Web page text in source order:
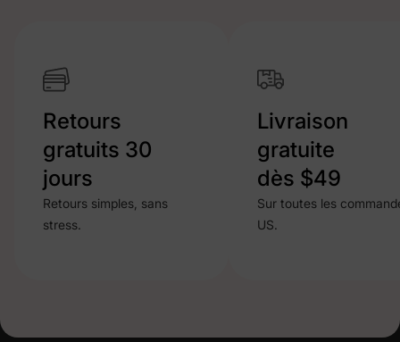
Retours
gratuits 30
jours
Retours simples, sans
stress.
Livraison
gratuite
dès $49
Sur toutes les
US.